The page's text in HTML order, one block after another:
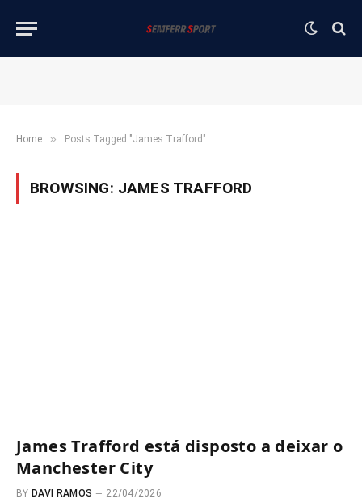
Home » Posts Tagged "James Trafford"
BROWSING: JAMES TRAFFORD
James Trafford está disposto a deixar o
Manchester City
BY DAVI RAMOS 22/04/2026